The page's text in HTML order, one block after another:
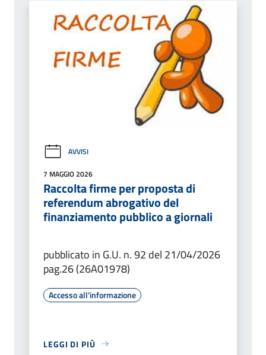
AVVISI
7 MAGGIO 2026
Raccolta firme per proposta di
referendum abrogativo del
finanziamento pubblico a giornali
pubblicato in G.U. n. 92 del 21/04/2026
pag.26 (26A01978)
Accesso all'informazione
LEGGI DI PIÙ